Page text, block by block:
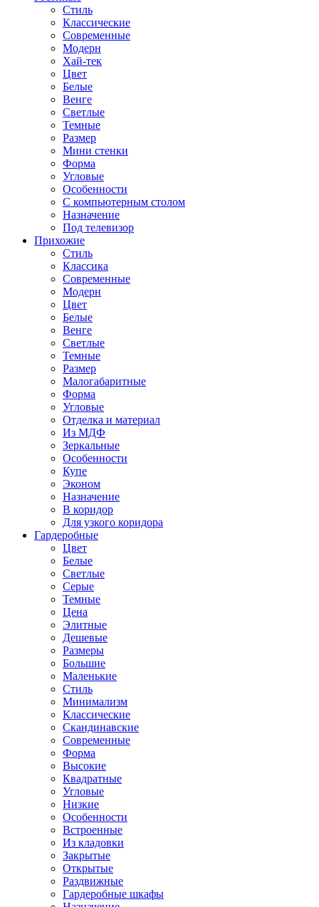
Стиль
Классические
Современные
Модерн
Хай-тек
Цвет
Белые
Венге
Светлые
Темные
Размер
Мини стенки
Форма
Угловые
Особенности
С компьютерным столом
Назначение
Под телевизор
Прихожие
Стиль
Классика
Современные
Модерн
Цвет
Белые
Венге
Светлые
Темные
Размер
Малогабаритные
Форма
Угловые
Отделка и материал
Из МДФ
Зеркальные
Особенности
Купе
Эконом
Назначение
В коридор
Для узкого коридора
Гардеробные
Цвет
Белые
Светлые
Серые
Темные
Цена
Элитные
Дешевые
Размеры
Большие
Маленькие
Стиль
Минимализм
Классические
Скандинавские
Современные
Форма
Высокие
Квадратные
Угловые
Низкие
Особенности
Встроенные
Из кладовки
Закрытые
Открытые
Раздвижные
Гардеробные шкафы